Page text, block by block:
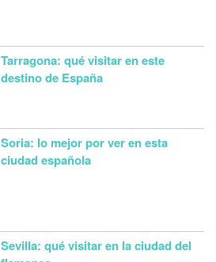
Tarragona: qué visitar en este
destino de España
Soria: lo mejor por ver en esta
ciudad española
Sevilla: qué visitar en la ciudad del